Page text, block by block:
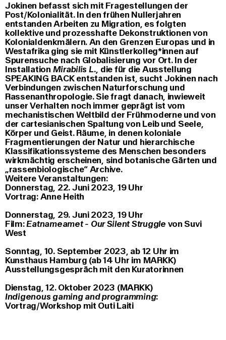
Jokinen befasst sich mit Fragestellungen der
Post/Kolonialität. In den frühen Nullerjahren
entstanden Arbeiten zu Migration, es folgten
kollektive und prozesshafte Dekonstruktionen von
Kolonialdenkmälern. An den Grenzen Europas und in
Westafrika ging sie mit Künstlerkolleg*innen auf
Spurensuche nach Globalisierung vor Ort. In der
Installation Mirabilis L., die für die Ausstellung
SPEAKING BACK entstanden ist, sucht Jokinen nach
Verbindungen zwischen Naturforschung und
Rassenanthropologie. Sie fragt danach, inwieweit
unser Verhalten noch immer geprägt ist vom
mechanistischen Weltbild der Frühmoderne und von
der cartesianischen Spaltung von Leib und Seele,
Körper und Geist. Räume, in denen koloniale
Fragmentierungen der Natur und hierarchische
Klassifikationssysteme des Menschen besonders
wirkmächtig erscheinen, sind botanische Gärten und
„rassenbiologische“ Archive.
Weitere Veranstaltungen:
Donnerstag, 22. Juni 2023, 19 Uhr
Vortrag: Anne Heith
Donnerstag, 29. Juni 2023, 19 Uhr
Film:Eatnameamet - Our Silent Struggle von Suvi
West
Sonntag, 10. September 2023, ab 12 Uhr im
Kunsthaus Hamburg (ab 14 Uhr im MARKK)
Ausstellungsgespräch mit den Kuratorinnen
Dienstag, 12. Oktober 2023 (MARKK)
Indigenous gaming and programming:
Vortrag/Workshop mit Outi Laiti